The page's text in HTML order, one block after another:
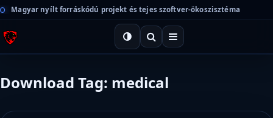
Magyar nyílt forráskódú projekt és tejes szoftver-ökoszisztéma
Download Tag: medical